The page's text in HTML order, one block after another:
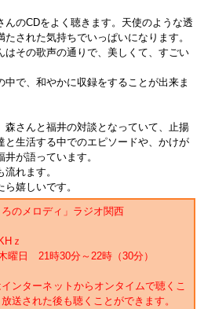
のCDをよく聴きます。天使のような透
された気持ちでいっぱいになります。
はその歌声の通りで、美しくて、すごい
で、和やかに収録をすることが出来ま
さんと福井の対談となっていて、止揚
と生活する中でのエピソードや、かけが
が語っています。
れます。
嬉しいです。
ろのメロディ」ラジオ関西
ｚ
曜日 21時30分～22時（30分）
ンターネットからオンタイムで聴くこ
送された後も聴くことができます。